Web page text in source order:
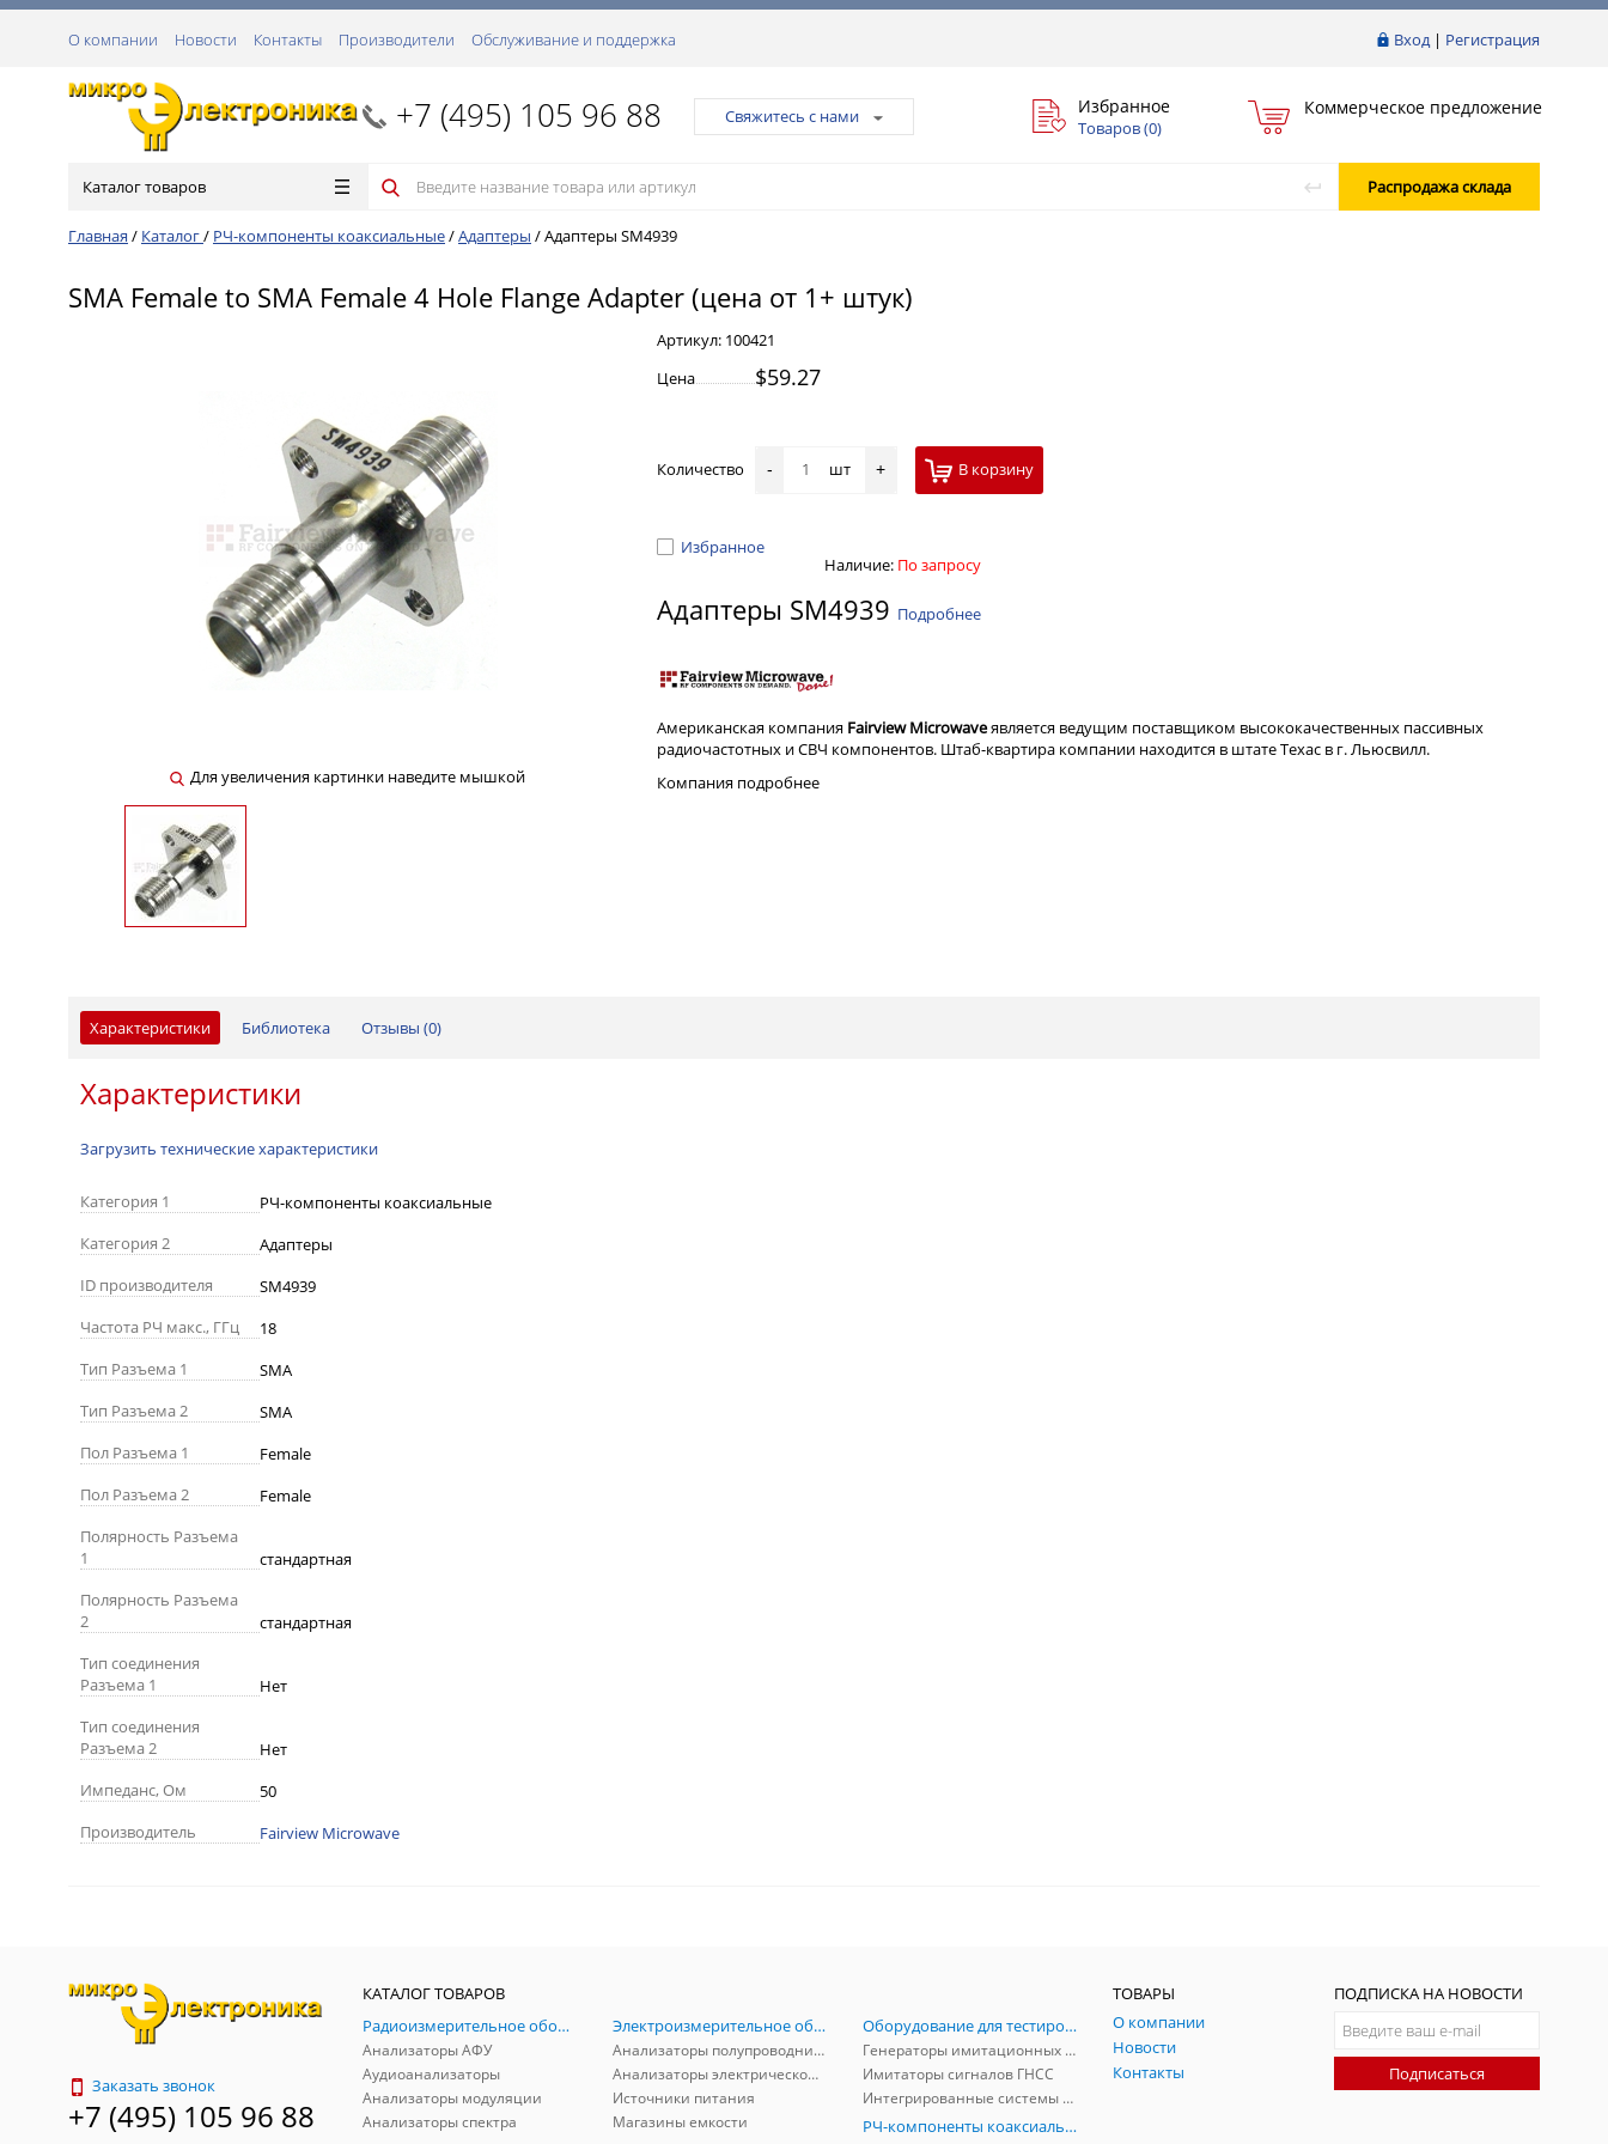
Вход| Регистрация
О компании Новости Контакты Производители Обслуживание и поддержка
+7 (495) 105 96 88 Свяжитесь с нами Избранное
Товаров (0)
Коммерческое предложение
Каталог товаров Распродажа склада
Главная / Каталог/ РЧ-компоненты коаксиальные/Адаптеры /Адаптеры SM4939
SMA Female to SMA Female 4 Hole Flange Adapter (цена от 1+ штук)
Для увеличения картинки наведите мышкой
Артикул: 100421
Цена
$59.27
Количество - шт + В корзину
Избранное
Наличие: По запросу
Адаптеры SM4939 Подробнее
Американская компания Fairview Microwaveявляется ведущим поставщиком высококачественных пассивных
радиочастотных и СВЧ компонентов. Штаб-квартира компании находится в штате Техас в г. Льюсвилл.
Компания подробнее
Характеристики Библиотека Отзывы (0)
Характеристики
Загрузить технические характеристики
Категория 1
РЧ-компоненты коаксиальные
Категория 2
Адаптеры
ID производителя
SM4939
Частота РЧ макс., ГГц
18
Тип Разъема 1
SMA
Тип Разъема 2
SMA
Пол Разъема 1
Female
Пол Разъема 2
Female
Полярность Разъема
1
стандартная
Полярность Разъема
2
стандартная
Тип соединения
Разъема 1
Нет
Тип соединения
Разъема 2
Нет
Импеданс, Ом
50
Производитель
Fairview Microwave
Заказать звонок
+7 (495) 105 96 88
КАТАЛОГ ТОВАРОВ
Радиоизмерительное оборудование
Анализаторы АФУ
Аудиоанализаторы
Анализаторы модуляции
Анализаторы спектра
Электроизмерительное оборудование
Анализаторы полупроводников
Анализаторы электрической мощности
Источники питания
Магазины емкости
Оборудование для тестирования и симуляции ГНСС
Генераторы имитационных и заградительных помех
Имитаторы сигналов ГНСС
Интегрированные системы защиты от ГНСС-помех
РЧ-компоненты коаксиальные
ТОВАРЫ
О компании
Новости
Контакты
ПОДПИСКА НА НОВОСТИ
Подписаться